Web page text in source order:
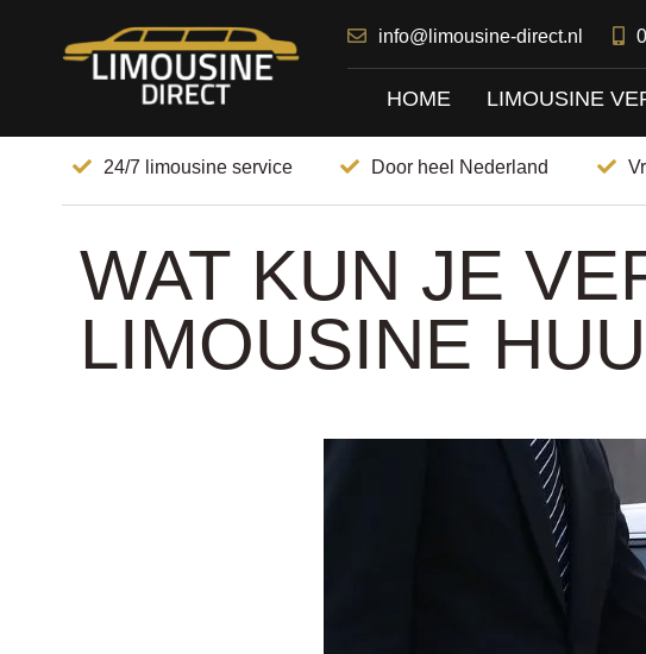
info@limousine-direct.nl
HOME LIMOUSINE
24/7 limousine service Door heel Nederland
WAT KUN JE
LIMOUSINE